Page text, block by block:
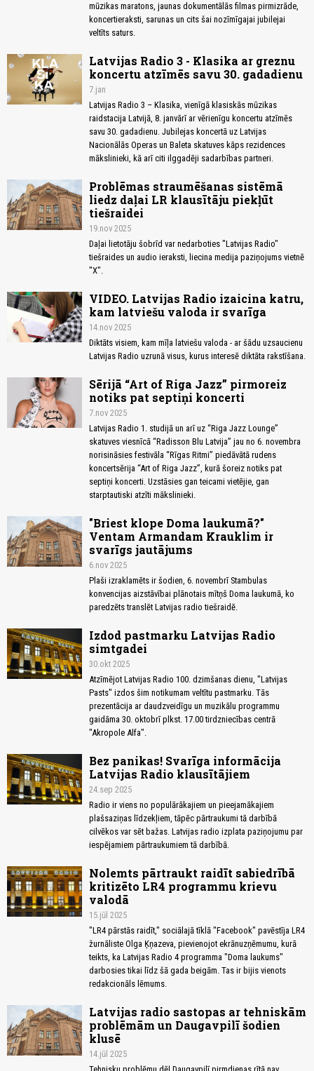
mūzikas maratons, jaunas dokumentālās filmas pirmizrāde,
koncertieraksti, sarunas un cits šai nozīmīgajai jubilejai
veltīts saturs.
Latvijas Radio 3 - Klasika ar greznu
koncertu atzīmēs savu 30. gadadienu
7.jan
Latvijas Radio 3 – Klasika, vienīgā klasiskās mūzikas
raidstacija Latvijā, 8. janvārī ar vērienīgu koncertu atzīmēs
savu 30. gadadienu. Jubilejas koncertā uz Latvijas
Nacionālās Operas un Baleta skatuves kāps rezidences
mākslinieki, kā arī citi ilggadēji sadarbības partneri.
Problēmas straumēšanas sistēmā
liedz daļai LR klausītāju piekļūt
tiešraidei
19.nov 2025
Daļai lietotāju šobrīd var nedarboties "Latvijas Radio"
tiešraides un audio ieraksti, liecina medija paziņojums vietnē
"X".
VIDEO. Latvijas Radio izaicina katru,
kam latviešu valoda ir svarīga
14.nov 2025
Diktāts visiem, kam mīļa latviešu valoda - ar šādu uzsaucienu
Latvijas Radio uzrunā visus, kurus interesē diktāta rakstīšana.
Sērijā “Art of Riga Jazz” pirmoreiz
notiks pat septiņi koncerti
7.nov 2025
Latvijas Radio 1. studijā un arī uz “Riga Jazz Lounge”
skatuves viesnīcā “Radisson Blu Latvija” jau no 6. novembra
norisināsies festivāla “Rīgas Ritmi” piedāvātā rudens
koncertsērija “Art of Riga Jazz”, kurā šoreiz notiks pat
septiņi koncerti. Uzstāsies gan teicami vietējie, gan
starptautiski atzīti mākslinieki.
"Briest klope Doma laukumā?"
Ventam Armandam Krauklim ir
svarīgs jautājums
6.nov 2025
Plaši izraklamēts ir šodien, 6. novembrī Stambulas
konvencijas aizstāvībai plānotais mītņš Doma laukumā, ko
paredzēts translēt Latvijas radio tiešraidē.
Izdod pastmarku Latvijas Radio
simtgadei
30.okt 2025
Atzīmējot Latvijas Radio 100. dzimšanas dienu, "Latvijas
Pasts" izdos šim notikumam veltītu pastmarku. Tās
prezentācija ar daudzveidīgu un muzikālu programmu
gaidāma 30. oktobrī plkst. 17.00 tirdzniecības centrā
"Akropole Alfa".
Bez panikas! Svarīga informācija
Latvijas Radio klausītājiem
24.sep 2025
Radio ir viens no populārākajiem un pieejamākajiem
plašsaziņas līdzekļiem, tāpēc pārtraukumi tā darbībā
cilvēkos var sēt bažas. Latvijas radio izplata paziņojumu par
iespējamiem pārtraukumiem tā darbībā.
Nolemts pārtraukt raidīt sabiedrībā
kritizēto LR4 programmu krievu
valodā
15.jūl 2025
"LR4 pārstās raidīt," sociālajā tīklā "Facebook" pavēstīja LR4
žurnāliste Olga Ķņazeva, pievienojot ekrānuzņēmumu, kurā
teikts, ka Latvijas Radio 4 programma "Doma laukums"
darbosies tikai līdz šā gada beigām. Tas ir bijis vienots
redakcionāls lēmums.
Latvijas radio sastopas ar tehniskām
problēmām un Daugavpilī šodien
klusē
14.jūl 2025